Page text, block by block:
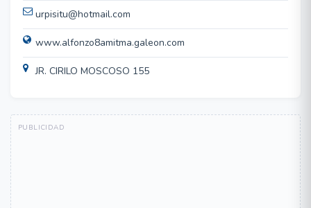
urpisitu@hotmail.com
www.alfonzo8amitma.galeon.com
JR. CIRILO MOSCOSO 155